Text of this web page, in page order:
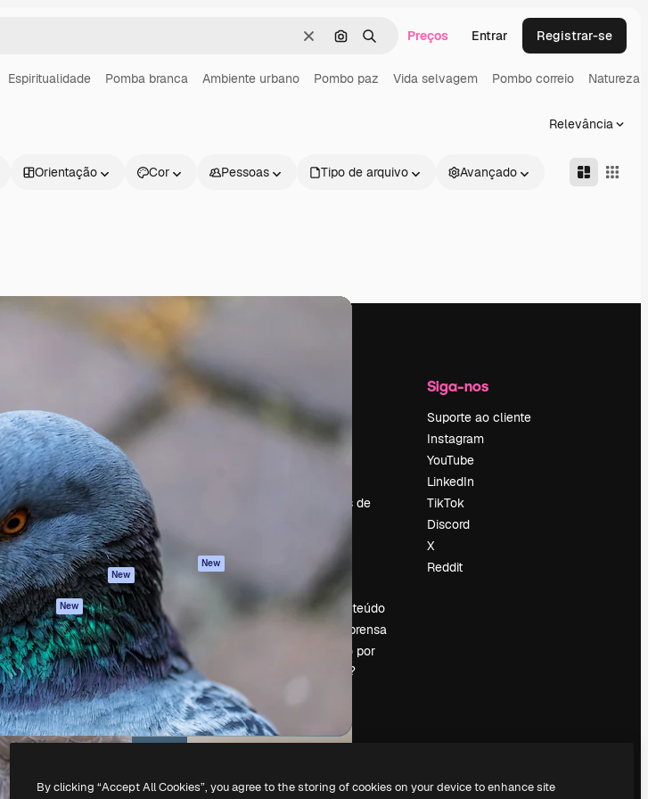
LimparPesquisar por imagem
BuscarPreços Entrar Registrar-se
Espiritualidade Pomba branca Ambiente urbano Pombo paz Vida selvagem Pombo correio Natureza
Relevância
Orientação Cor Pessoas Tipo de arquivo Avançado
Spaces
Assistente de IA
Gerador de
imagens
Gerador de vídeos
Texto para voz
Conteúdo de stock
MCP para
Claude/ChatGPT
New
Agentes New
API
App móvel
Todas as
ferramentas
Começar
Academy
Documentação
condições
Política de
privacidade
Originais
New
Política de cookies
Central de
confiabilidade
Afiliados
Empresas
Preços
Sobre nós
Tendências de
Eventos
Slidesgo
Vender conteúdo
Sala de imprensa
Procurando por
magnific.ai?
Siga-nos
Suporte ao cliente
Instagram
YouTube
LinkedIn
TikTok
Discord
X
Reddit
Todos os direitos reservados.
By clicking “Accept All Cookies”, you agree to the storing of cookies on your device to enhance site